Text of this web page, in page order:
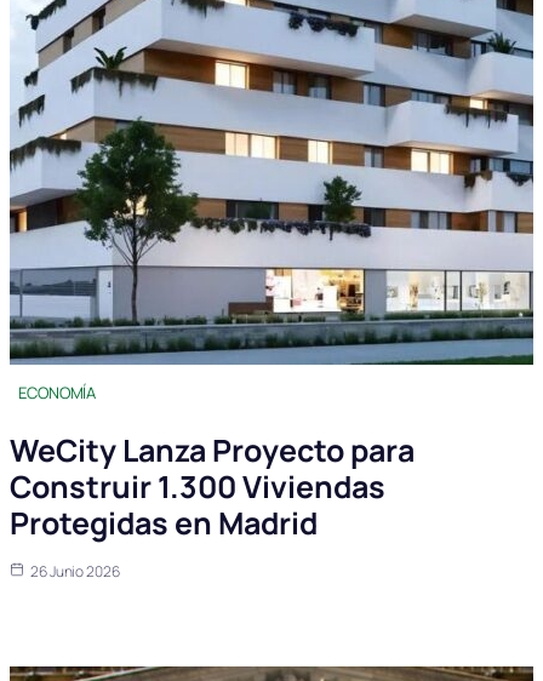
ECONOMÍA
WeCity Lanza Proyecto para
Construir 1.300 Viviendas
Protegidas en Madrid
26 Junio 2026